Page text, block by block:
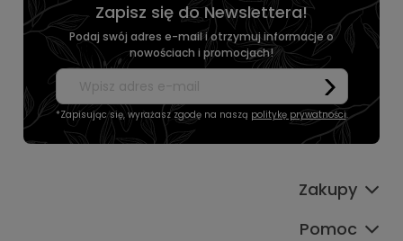
Zapisz się do Newslettera!
Podaj swój adres e-mail i otrzymuj informacje o
nowościach i promocjach!
*Zapisując się, wyrażasz zgodę na naszą politykę prywatności.
Zakupy
Pomoc